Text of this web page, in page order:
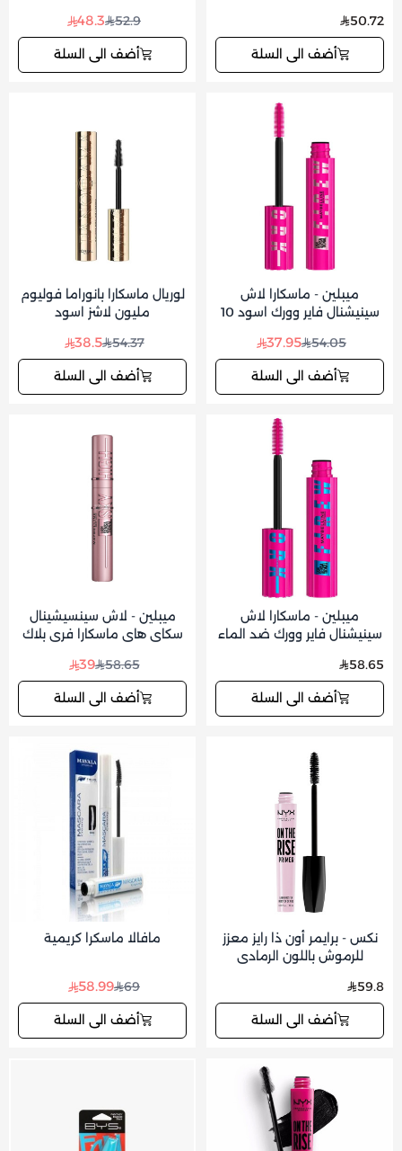
50.72
أضف الى السلة
52.9
48.3
أضف الى السلة
ميبلين - ماسكارا لاش
سينيشنال فاير وورك اسود 10
54.05
37.95
أضف الى السلة
لوريال ماسكارا بانوراما فوليوم
مليون لاشز اسود
54.37
38.5
أضف الى السلة
ميبلين - ماسكارا لاش
سينيشنال فاير وورك ضد الماء
58.65
أضف الى السلة
ميبلين - لاش سينسيشينال
سكاي هاي ماسكارا فري بلاك
58.65
39
أضف الى السلة
نكس - برايمر أون ذا رايز معزز
للرموش باللون الرمادي
59.8
أضف الى السلة
مافالا ماسكرا كريمية
69
58.99
أضف الى السلة